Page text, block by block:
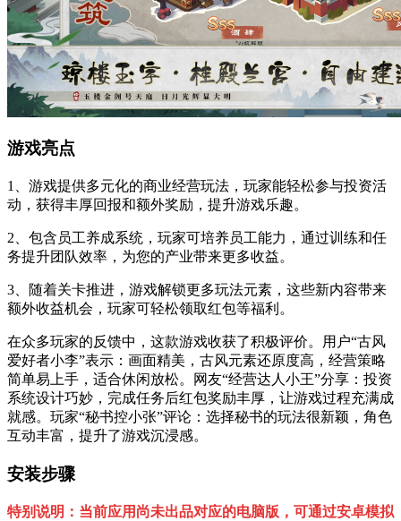
游戏亮点
1、游戏提供多元化的商业经营玩法，玩家能轻松参与投资活
动，获得丰厚回报和额外奖励，提升游戏乐趣。
2、包含员工养成系统，玩家可培养员工能力，通过训练和任
务提升团队效率，为您的产业带来更多收益。
3、随着关卡推进，游戏解锁更多玩法元素，这些新内容带来
额外收益机会，玩家可轻松领取红包等福利。
在众多玩家的反馈中，这款游戏收获了积极评价。用户“古风
爱好者小李”表示：画面精美，古风元素还原度高，经营策略
简单易上手，适合休闲放松。网友“经营达人小王”分享：投资
系统设计巧妙，完成任务后红包奖励丰厚，让游戏过程充满成
就感。玩家“秘书控小张”评论：选择秘书的玩法很新颖，角色
互动丰富，提升了游戏沉浸感。
安装步骤
特别说明：当前应用尚未出品对应的电脑版，可通过安卓模拟